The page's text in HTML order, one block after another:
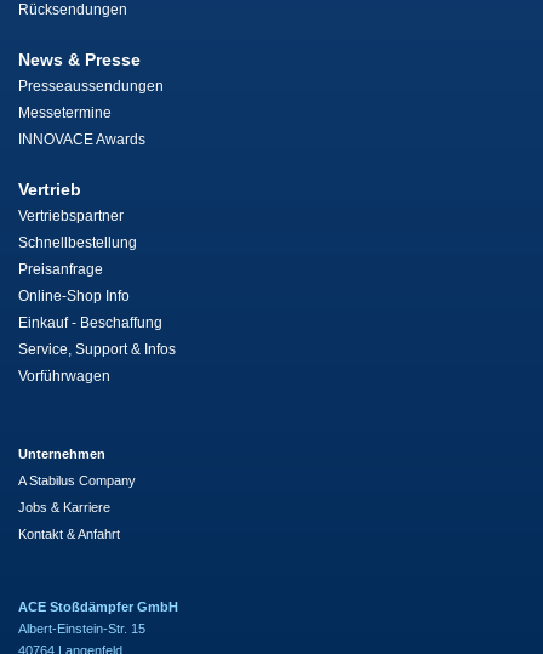
Rücksendungen
News & Presse
Presseaussendungen
Messetermine
INNOVACE Awards
Vertrieb
Vertriebspartner
Schnellbestellung
Preisanfrage
Online-Shop Info
Einkauf - Beschaffung
Service, Support & Infos
Vorführwagen
Unternehmen
A Stabilus Company
Jobs & Karriere
Kontakt & Anfahrt
ACE Stoßdämpfer GmbH
Albert-Einstein-Str. 15
40764 Langenfeld